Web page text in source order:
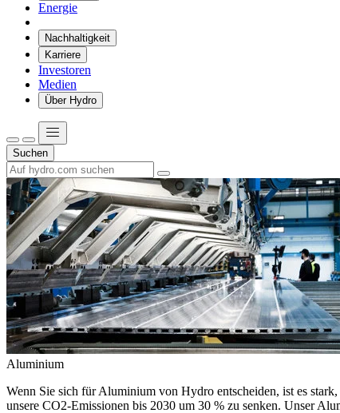
Energie
Nachhaltigkeit
Karriere
Investoren
Medien
Über Hydro
Suchen
Aluminium
Wenn Sie sich für Aluminium von Hydro entscheiden, ist es
unsere CO2-Emissionen bis 2030 um 30 % zu senken. Unser